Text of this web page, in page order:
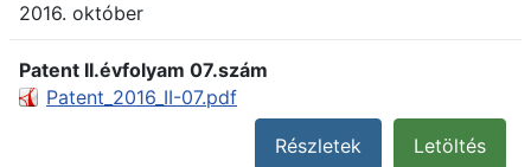
2016. október
Patent II.évfolyam 07.szám
Patent_2016_II-07.pdf
Letöltés
Részletek